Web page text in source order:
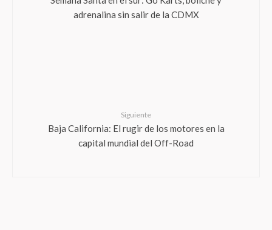
adrenalina sin salir de la CDMX
Siguiente
Baja California: El rugir de los motores en la
capital mundial del Off-Road